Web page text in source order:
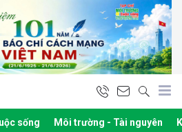
sống Môi trường - Tài nguyên